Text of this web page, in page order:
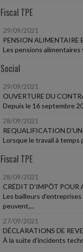
Fiscal TPE
29/09/2021
PENSION ALIMENTAIRE
Les pensions
Social
29/09/2021
OUVERTURE DU
Depuis le 16 septembre
28/09/2021
REQUALIFICATION
Lorsque le travail à temps
Fiscal TPE
28/09/2021
CRÉDIT D'IMPÔT POUR
Les bailleurs
peuvent,...
27/09/2021
DÉCLARATIONS DE
À la suite d'incidents